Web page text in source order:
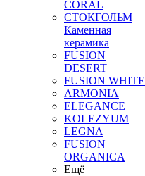
CORAL
СТОКГОЛЬМ
Каменная
керамика
FUSION
DESERT
FUSION WHITE
ARMONIA
ELEGANCE
KOLEZYUM
LEGNA
FUSION
ORGANICA
Ещё